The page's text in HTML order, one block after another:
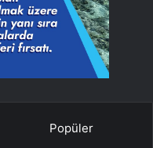
Popüler